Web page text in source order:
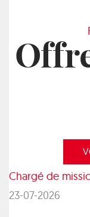
Chargé de
23-07-2026